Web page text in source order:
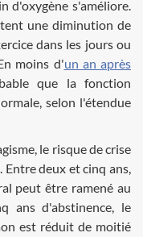
d'oxygène s'améliore.
une diminution de
dans les jours ou
moins d'un an après
que la fonction
selon l'étendue
le risque de crise
deux et cinq ans,
peut être ramené au
ans d'abstinence, le
est réduit de moitié